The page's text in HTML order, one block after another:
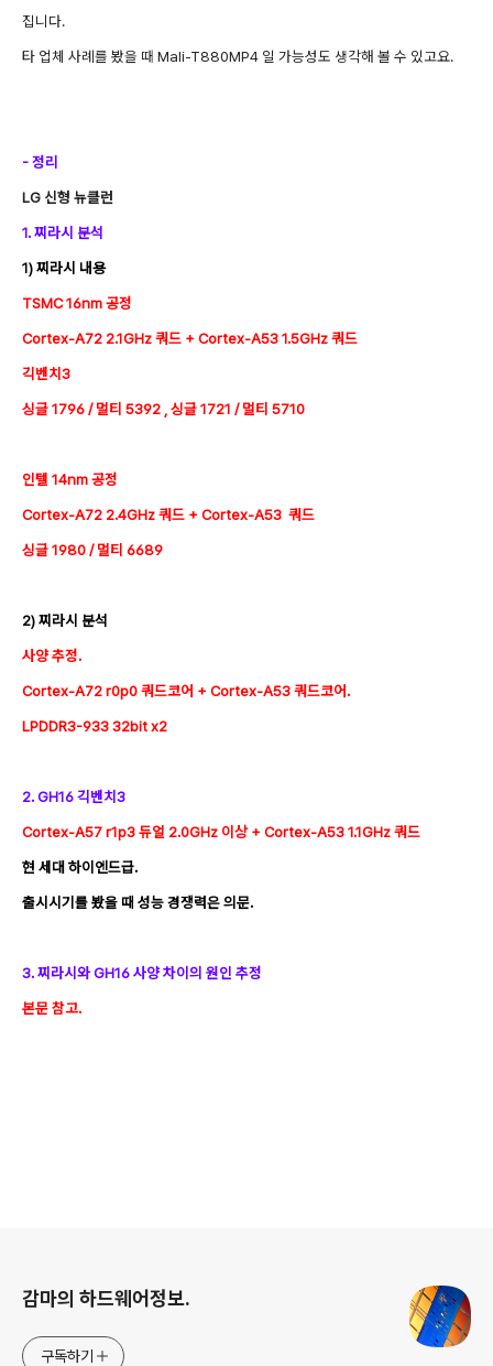
집니다.
타 업체 사례를 봤을 때 Mali-T880MP4 일 가능성도 생각해 볼 수 있고요.
- 정리
LG 신형 뉴클런
1. 찌라시 분석
1) 찌라시 내용
TSMC 16nm 공정
Cortex-A72 2.1GHz 쿼드 + Cortex-A53 1.5GHz 쿼드
긱벤치3
싱글 1796 / 멀티 5392 , 싱글 1721 / 멀티 5710
인텔 14nm 공정
Cortex-A72 2.4GHz 쿼드 + Cortex-A53 쿼드
싱글 1980 / 멀티 6689
2) 찌라시 분석
사양 추정.
Cortex-A72 r0p0 쿼드코어 + Cortex-A53 쿼드코어.
LPDDR3-933 32bit x2
2. GH16 긱벤치3
Cortex-A57 r1p3 듀얼 2.0GHz 이상 + Cortex-A53 1.1GHz 쿼드
현 세대 하이엔드급.
출시시기를 봤을 때 성능 경쟁력은 의문.
3. 찌라시와 GH16 사양 차이의 원인 추정
본문 참고.
감마의 하드웨어정보.
구독하기